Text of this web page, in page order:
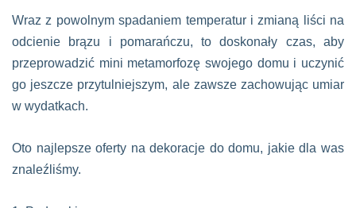
Wraz z powolnym spadaniem temperatur i zmianą liści na
odcienie brązu i pomarańczu, to doskonały czas, aby
przeprowadzić mini metamorfozę swojego domu i uczynić
go jeszcze przytulniejszym, ale zawsze zachowując umiar
w wydatkach.
Oto najlepsze oferty na dekoracje do domu, jakie dla was
znaleźliśmy.